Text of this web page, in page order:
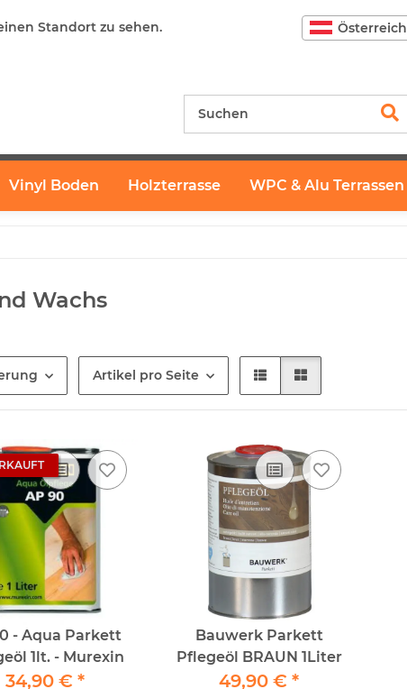
Standort zu sehen. Österreich
Vinyl Boden Holzterrasse WPC & Alu Terrassen
Wachs
Artikel pro Seite
- Aqua Parkett
1lt. - Murexin
34,90 € *
Bauwerk Parkett
Pflegeöl BRAUN 1Liter
49,90 €*